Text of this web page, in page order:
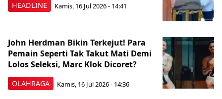
HEADLINE Kamis, 16 Jul 2026 - 14:41
OLAHRAGA
John Herdman Bikin Terkejut! Para
Pemain Seperti Tak Takut Mati Demi
Lolos Seleksi, Marc Klok Dicoret?
Kamis, 16 Jul 2026 - 14:36